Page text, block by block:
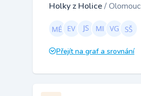
Holky z Holice/ Olomouc
Přejít na graf a srovnání